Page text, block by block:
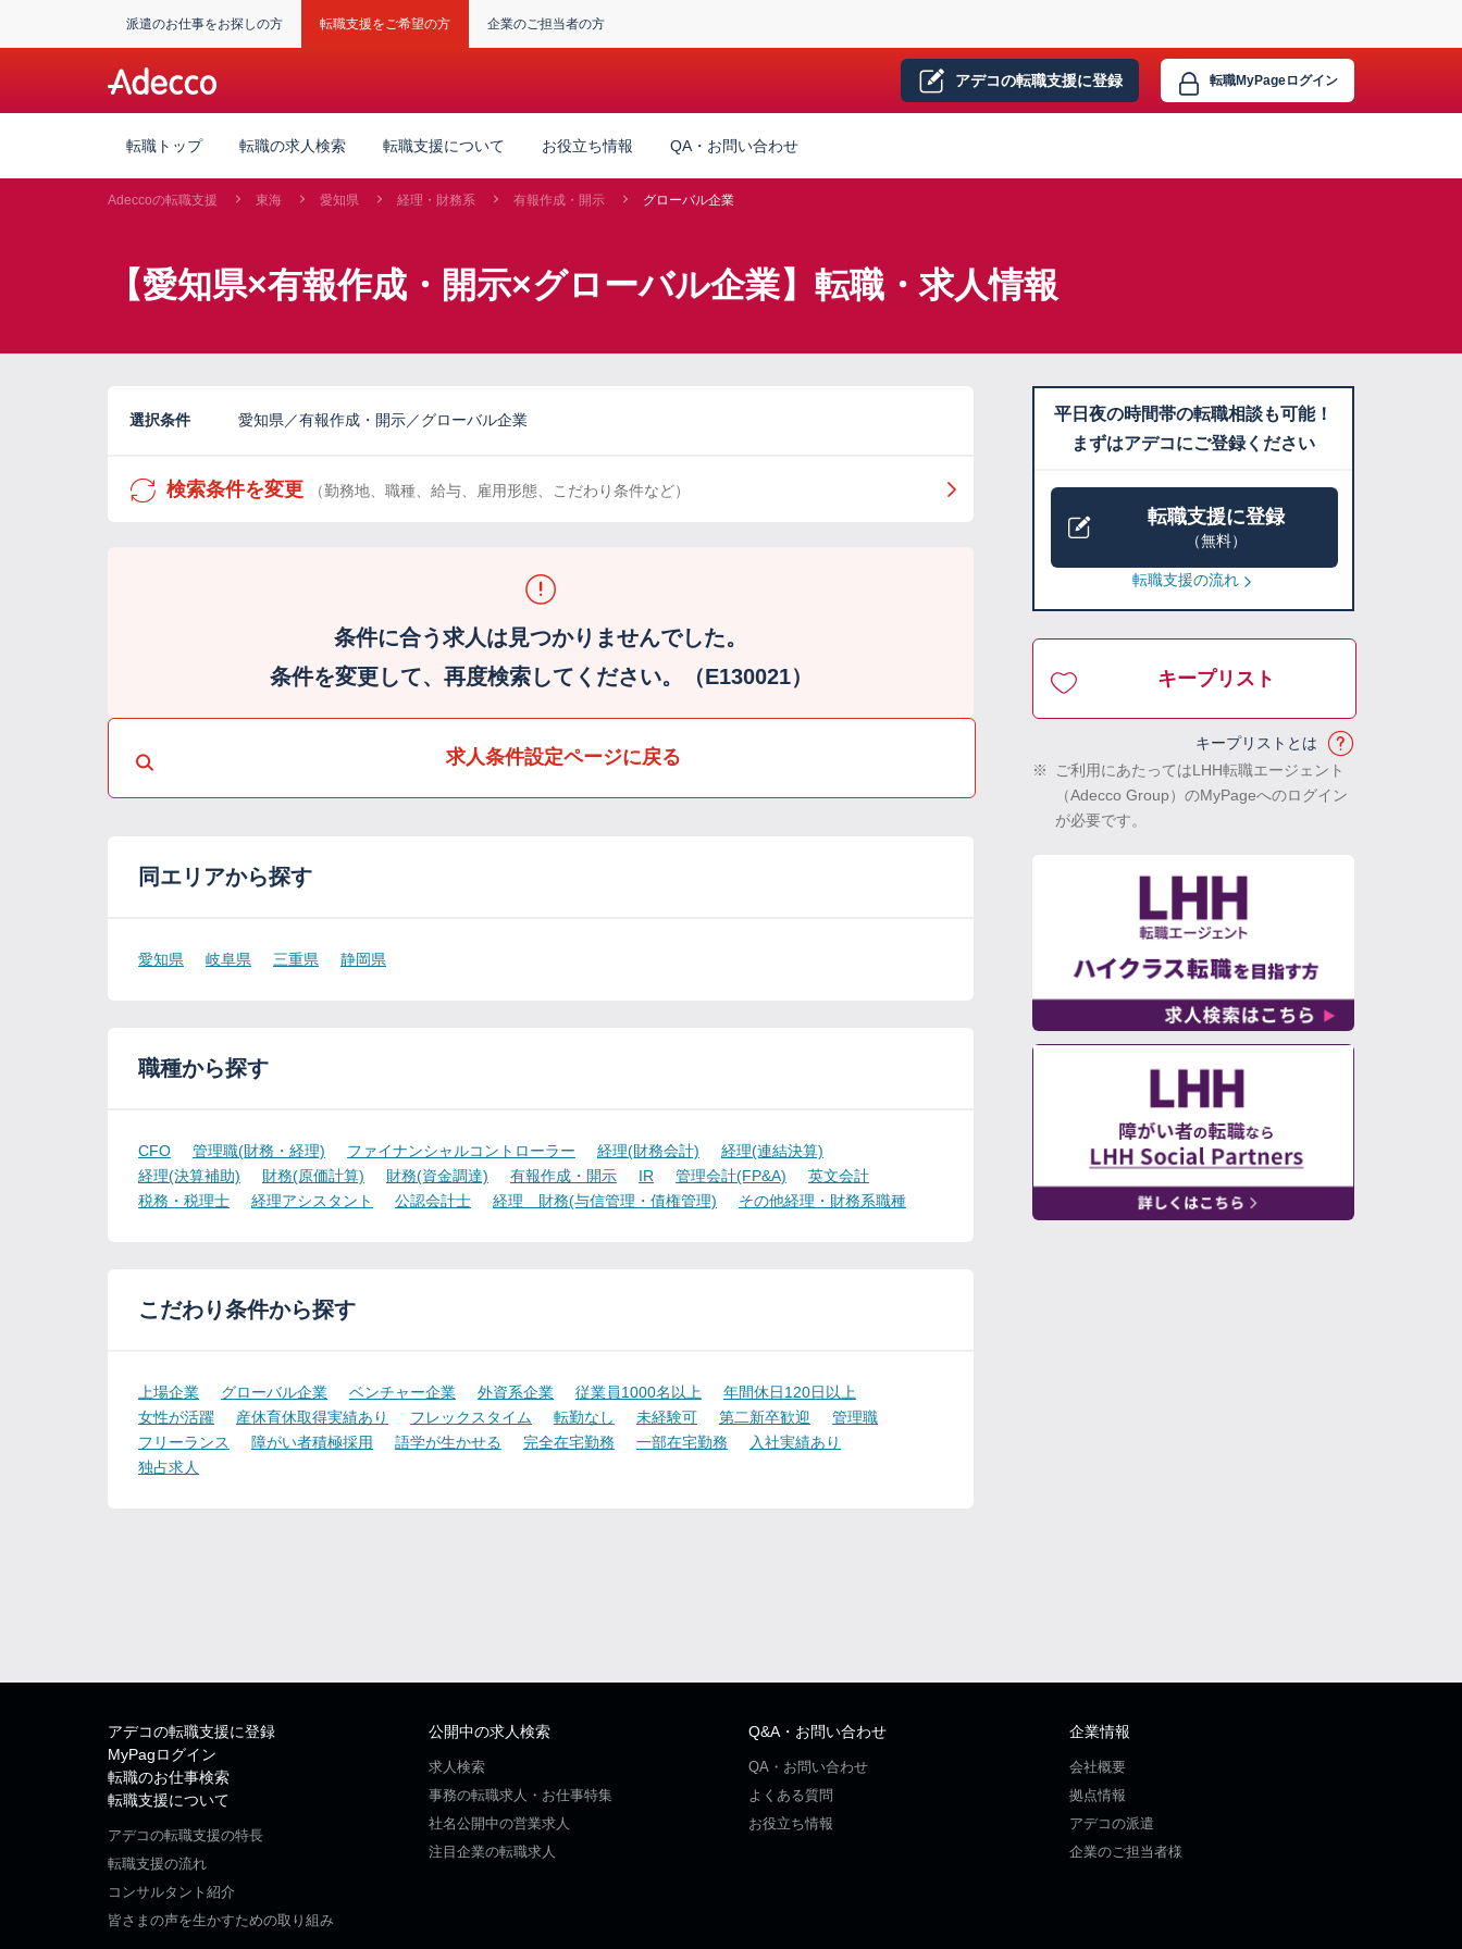
派遣のお仕事をお探しの方 転職支援をご希望の方 企業のご担当者の方
アデコの転職支援に登録 転職MyPageログイン
転職トップ 転職の求人検索 転職支援について お役立ち情報 QA・お問い合わせ
Adeccoの転職支援 東海 愛知県 経理・財務系 有報作成・開示 グローバル企業
【愛知県×有報作成・開示×グローバル企業】転職・求人情報
選択条件 愛知県／有報作成・開示／グローバル企業
検索条件を変更 （勤務地、職種、給与、雇用形態、こだわり条件など）
条件に合う求人は見つかりませんでした。
条件を変更して、再度検索してください。（E130021）
求人条件設定ページに戻る
同エリアから探す
愛知県 岐阜県 三重県 静岡県
職種から探す
CFO 管理職(財務・経理) ファイナンシャルコントローラー 経理(財務会計)
経理(連結決算)
経理(決算補助)
財務(原価計算) 財務(資金調達) 有報作成・開示 IR 管理会計(FP&A)
英文会計
税務・税理士
経理アシスタント 公認会計士 経理 財務(与信管理・債権管理) その他経理・財務系職種
こだわり条件から探す
上場企業 グローバル企業 ベンチャー企業 外資系企業 従業員1000名以上
年間休日120日以上
女性が活躍
産休育休取得実績あり フレックスタイム 転勤なし 未経験可 第二新卒歓迎
管理職
フリーランス
障がい者積極採用 語学が生かせる 完全在宅勤務 一部在宅勤務
入社実績あり
独占求人
平日夜の時間帯の転職相談も可能！
まずはアデコにご登録ください
転職支援に登録
（無料）
転職支援の流れ
キープリスト
キープリストとは
※
ご利用にあたってはLHH転職エージェント
（Adecco Group）のMyPageへのログイン
が必要です。
アデコの転職支援に登録
MyPagログイン
転職のお仕事検索
転職支援について
アデコの転職支援の特長
転職支援の流れ
コンサルタント紹介
皆さまの声を生かすための取り組み
公開中の求人検索
求人検索
事務の転職求人・お仕事特集
社名公開中の営業求人
注目企業の転職求人
Q&A・お問い合わせ
QA・お問い合わせ
よくある質問
お役立ち情報
企業情報
会社概要
拠点情報
アデコの派遣
企業のご担当者様